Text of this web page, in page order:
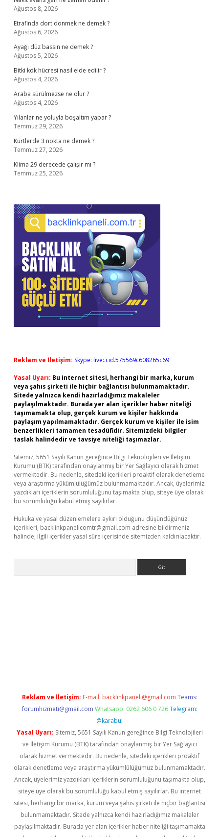
Ağustos 8, 2026
Etrafinda dort donmek ne demek ?
Ağustos 6, 2026
Ayağı düz bassın ne demek ?
Ağustos 5, 2026
Bitki kök hücresi nasıl elde edilir ?
Ağustos 4, 2026
Araba sürülmezse ne olur ?
Ağustos 4, 2026
Yılanlar ne yoluyla boşaltım yapar ?
Temmuz 29, 2026
Kürtlerde 3 nokta ne demek ?
Temmuz 27, 2026
Klima 29 derecede çalışır mı ?
Temmuz 25, 2026
Reklam ve İletişim: Skype: live:.cid.575569c608265c69
Yasal Uyarı: Bu internet sitesi, herhangi bir marka, kurum
veya şahıs şirketi ile hiçbir bağlantısı bulunmamaktadır.
Sitede yalnızca kendi hazırladığımız makaleler
paylaşılmaktadır. Burada yer alan içerikler haber niteliği
taşımamakta olup, gerçek kurum ve kişiler hakkında
paylaşım yapılmamaktadır. Gerçek kurum ve kişiler ile isim
benzerlikleri tamamen tesadüfidir. Sitemizdeki bilgiler
taslak halindedir ve tavsiye niteliği taşımazlar.
Sitemiz, 5651 Sayılı Kanun gereğince Bilgi Teknolojileri ve İletişim
Kurumu (BTK) tarafından onaylanmış bir Yer Sağlayıcı olarak hizmet
vermektedir. Bu nedenle, sitedeki içerikleri proaktif olarak denetleme
veya araştırma yükümlülüğümüz bulunmamaktadır. Ancak, üyelerimiz
yazdıkları içeriklerin sorumluluğunu taşımakta olup, siteye üye olarak
bu sorumluluğu kabul etmiş sayılırlar.
Hukuka ve yasal düzenlemelere aykırı olduğunu düşündüğünüz
içerikleri, backlinkpanelicomtr@gmail.com adresine bildirmeniz
halinde, ilgili içerikler yasal süre içerisinde sitemizden kaldırılacaktır.
Reklam ve İletişim: E-mail: backlinkpaneli@gmail.com Teams:
forumhizmeti@gmail.com Whatsapp: 0262 606 0 726 Telegram:
@karabul
Yasal Uyarı: Sitemiz, 5651 Sayılı Kanun gereğince Bilgi Teknolojileri
ve İletişim Kurumu (BTK) tarafından onaylanmış bir Yer Sağlayıcı
olarak hizmet vermektedir. Bu nedenle, sitedeki içerikleri proaktif
olarak denetleme veya araştırma yükümlülüğümüz bulunmamaktadır.
Ancak, üyelerimiz yazdıkları içeriklerin sorumluluğunu taşımakta olup,
siteye üye olarak bu sorumluluğu kabul etmiş sayılırlar. Bu internet
sitesi, herhangi bir marka, kurum veya şahıs şirketi ile hiçbir bağlantısı
bulunmamaktadır. Sitede yalnızca kendi hazırladığımız makaleler
paylaşılmaktadır. Burada yer alan içerikler haber niteliği taşımamakta